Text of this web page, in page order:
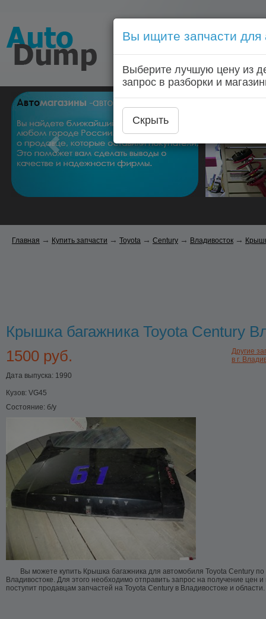
Голосовой запрос
Главная
Главная → Купить запчасти → Toyota → Century → Владивосток →
Крышка багажника Toyota Century
Другие
в г.
1500 руб.
Дата выпуска: 1990
Кузов: VG45
Состояние: б/у
Вы можете купить Крышка багажника для автомобиля Toyota Century
Владивостоке. Для этого необходимо отправить запрос на получение цен
поступит продавцам запчастей на Toyota Century в Владивостоке и области.
Вы ищите запчасти для
Выберите лучшую цену из
запрос в разборки и
Скрыть